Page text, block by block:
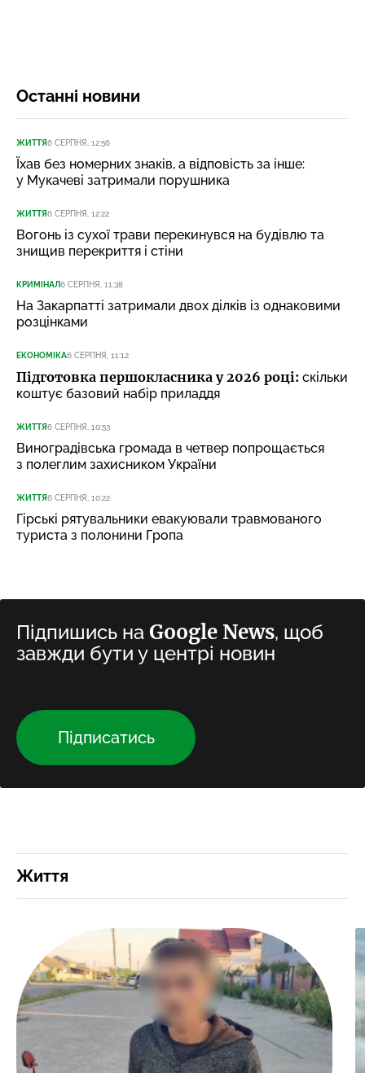
Останні новини
ЖИТТЯ6 СЕРПНЯ, 12:56
Їхав без номерних знаків, а відповість за інше:
у Мукачеві затримали порушника
ЖИТТЯ6 СЕРПНЯ, 12:22
Вогонь із сухої трави перекинувся на будівлю та
знищив перекриття і стіни
КРИМІНАЛ6 СЕРПНЯ, 11:38
На Закарпатті затримали двох ділків із однаковими
розцінками
ЕКОНОМІКА6 СЕРПНЯ, 11:12
Підготовка першокласника у 2026 році: скільки
коштує базовий набір приладдя
ЖИТТЯ6 СЕРПНЯ, 10:53
Виноградівська громада в четвер попрощається
з полеглим захисником України
ЖИТТЯ6 СЕРПНЯ, 10:22
Гірські рятувальники евакуювали травмованого
туриста з полонини Гропа
Підпишись на Google News, щоб
завжди бути у центрі новин
Підписатись
Життя